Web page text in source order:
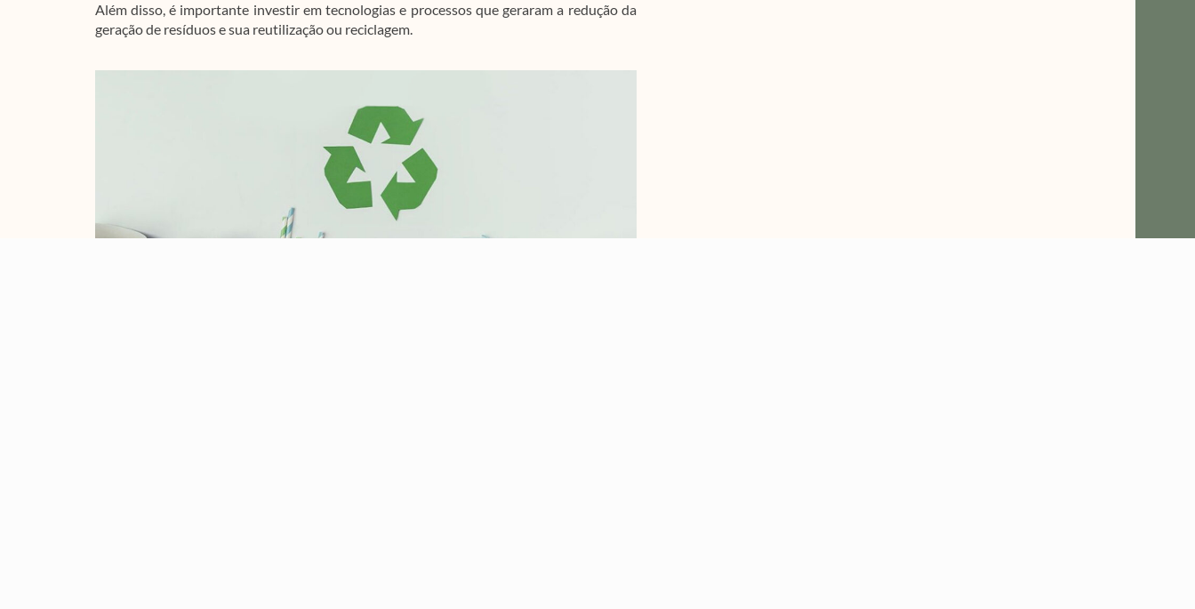
Além disso, é importante investir em tecnologias e processos que geraram a redução da
geração de resíduos e sua reutilização ou reciclagem.